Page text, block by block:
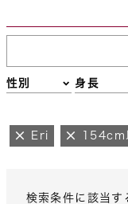
性別 身長
Eri 154cm
検索条件に該当す